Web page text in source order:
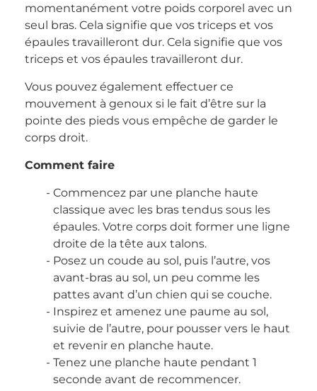
momentanément votre poids corporel avec un
seul bras. Cela signifie que vos triceps et vos
épaules travailleront dur. Cela signifie que vos
triceps et vos épaules travailleront dur.
Vous pouvez également effectuer ce
mouvement à genoux si le fait d’être sur la
pointe des pieds vous empêche de garder le
corps droit.
Comment faire
Commencez par une planche haute
classique avec les bras tendus sous les
épaules. Votre corps doit former une ligne
droite de la tête aux talons.
Posez un coude au sol, puis l’autre, vos
avant-bras au sol, un peu comme les
pattes avant d’un chien qui se couche.
Inspirez et amenez une paume au sol,
suivie de l’autre, pour pousser vers le haut
et revenir en planche haute.
Tenez une planche haute pendant 1
seconde avant de recommencer.